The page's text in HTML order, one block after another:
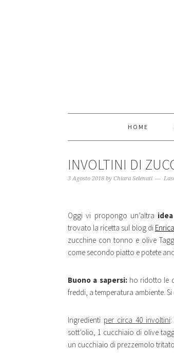
HOME
INVOLTINI DI
3 Agosto 2018 by Chiara Selenati
Oggi vi propongo un’altra
trovato la ricetta sul blog di Enrica
zucchine con tonno e olive
come secondo piatto e potete
Buono a sapersi:ho ridotto le
freddi, a temperatura ambiente.
Ingredienti per circa 40 involtini
sott’olio, 1 cucchiaio di olive
un cucchiaio di prezzemolo